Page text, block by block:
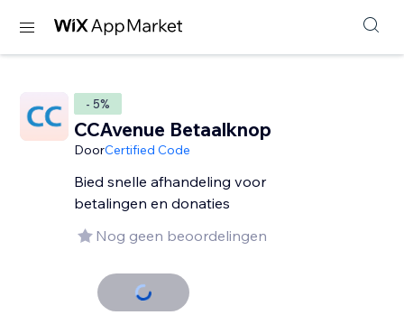
- 5%
CCAvenue Betaalknop
DoorCertified Code
Bied snelle afhandeling voor
betalingen en donaties
Nog geen beoordelingen